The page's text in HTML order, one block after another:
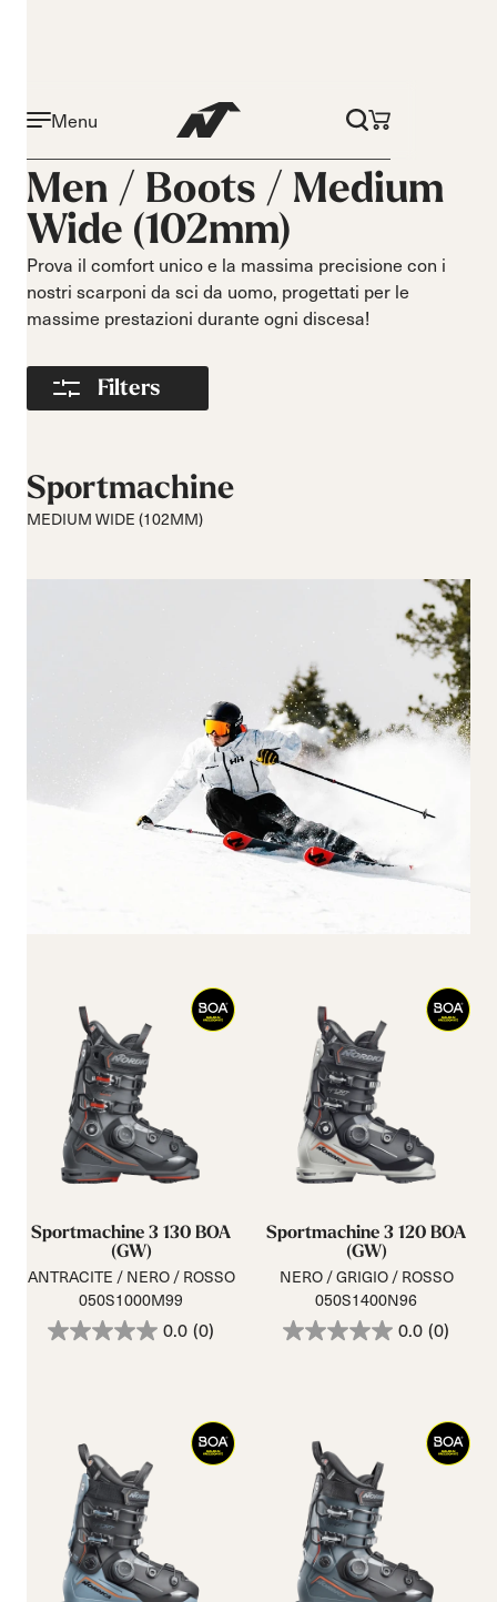
Menu
Men / Boots / Medium
Wide (102mm)
Prova il comfort unico e la massima precisione con i
nostri scarponi da sci da uomo, progettati per le
massime prestazioni durante ogni discesa!
Filters
Narrow 96mm
Narrow 98mm
Medium 99mm
Medium 100mm
Medium wide
102mm
Race 93mm
Wide 104mm
Principiante
Morbido
Medio
Rigido
Apply Filters
Sportmachine
MEDIUM WIDE (102MM)
Sportmachine 3 130 BOA
(GW)
ANTRACITE / NERO / ROSSO
050S1000M99
0.0 (0)
Sportmachine 3 120 BOA
(GW)
NERO / GRIGIO / ROSSO
050S1400N96
0.0 (0)